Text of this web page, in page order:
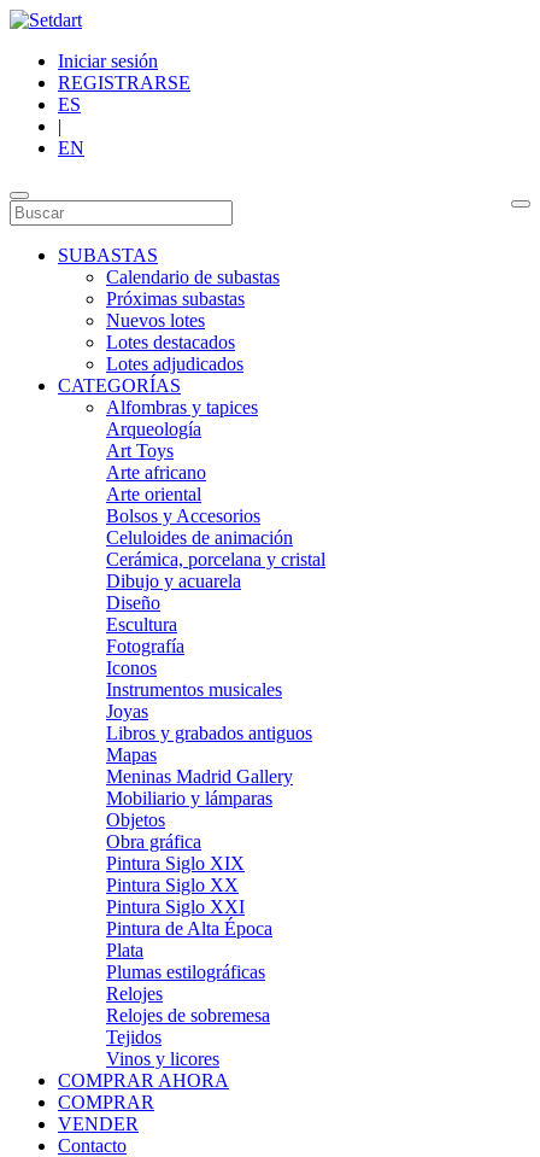
Iniciar sesión
REGISTRARSE
ES
|
EN
SUBASTAS
Calendario de subastas
Próximas subastas
Nuevos lotes
Lotes destacados
Lotes adjudicados
CATEGORÍAS
Alfombras y tapices
Arqueología
Art Toys
Arte africano
Arte oriental
Bolsos y Accesorios
Celuloides de animación
Cerámica, porcelana y cristal
Dibujo y acuarela
Diseño
Escultura
Fotografía
Iconos
Instrumentos musicales
Joyas
Libros y grabados antiguos
Mapas
Meninas Madrid Gallery
Mobiliario y lámparas
Objetos
Obra gráfica
Pintura Siglo XIX
Pintura Siglo XX
Pintura Siglo XXI
Pintura de Alta Época
Plata
Plumas estilográficas
Relojes
Relojes de sobremesa
Tejidos
Vinos y licores
COMPRAR AHORA
COMPRAR
VENDER
Contacto